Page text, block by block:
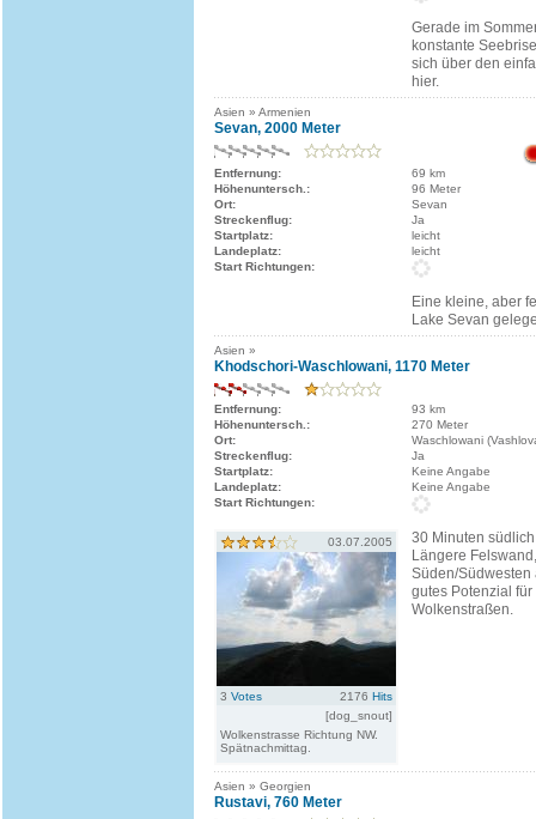
Gerade im
konstante
sich über den
hier.
Asien » Armenien
Sevan, 2000 Meter
Entfernung:
69 km
Höhenuntersch.:
96 Meter
Ort:
Sevan
Streckenflug:
Ja
Startplatz:
leicht
Landeplatz:
leicht
Start Richtungen:
Eine kleine, aber
Lake Sevan
Asien »
Khodschori-Waschlowani, 1170 Meter
Entfernung:
93 km
Höhenuntersch.:
270 Meter
Ort:
Waschlowani
Streckenflug:
Ja
Startplatz:
Keine Angabe
Landeplatz:
Keine Angabe
Start Richtungen:
03.07.2005
3 Votes 2176 Hits
[dog_snout]
Wolkenstrasse Richtung NW.
Spätnachmittag.
30 Minuten
Längere
Süden/Südwesten
gutes Potenzial für
Wolkenstraßen.
Asien » Georgien
Rustavi, 760 Meter